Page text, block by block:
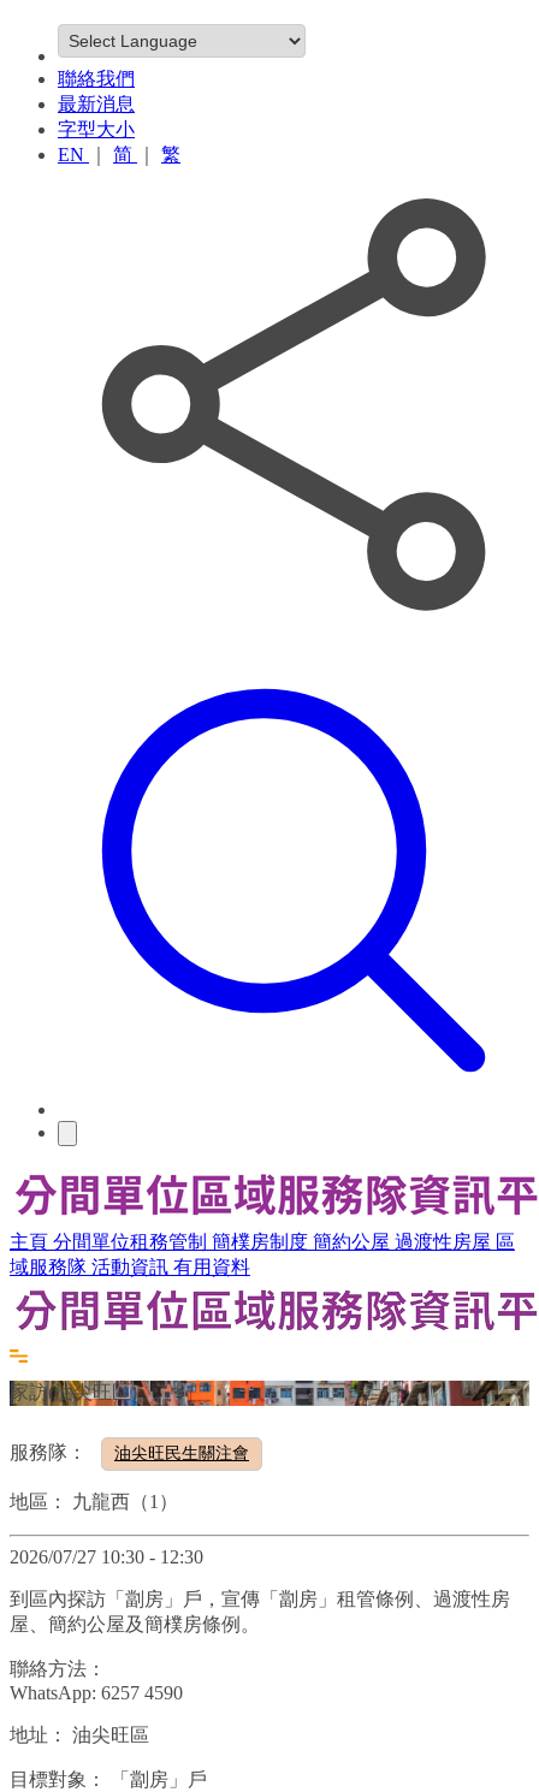
聯絡我們
最新消息
字型大小
EN
简 繁
主頁 分間單位租務管制 簡樸房制度 簡約公屋 過渡性房屋 區
域服務隊 活動資訊 有用資料
家訪(油尖旺區)
服務隊： 油尖旺民生關注會
地區： 九龍西（1）
2026/07/27 10:30 - 12:30
到區內探訪「劏房」戶，宣傳「劏房」租管條例、過渡性房
屋、簡約公屋及簡樸房條例。
聯絡方法：
WhatsApp: 6257 4590
地址： 油尖旺區
目標對象： 「劏房」戶